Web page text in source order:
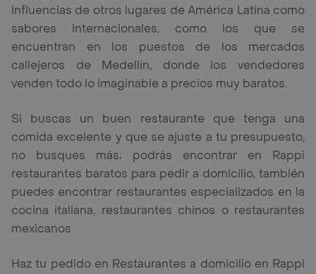
influencias de otros lugares de América Latina como
sabores internacionales, como los que se
encuentran en los puestos de los mercados
callejeros de Medellín, donde los vendedores
venden todo lo imaginable a precios muy baratos.
Si buscas un buen restaurante que tenga una
comida excelente y que se ajuste a tu presupuesto,
no busques más; podrás encontrar en Rappi
restaurantes baratos para pedir a domicilio, también
puedes encontrar restaurantes especializados en la
cocina italiana, restaurantes chinos o restaurantes
mexicanos.
Haz tu pedido en Restaurantes a domicilio en Rappi